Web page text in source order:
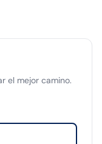
el mejor camino.